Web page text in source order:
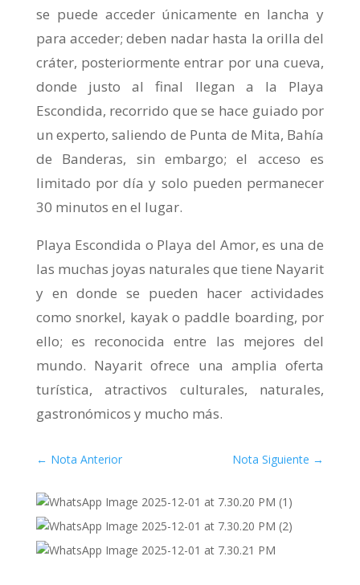
se puede acceder únicamente en lancha y
para acceder; deben nadar hasta la orilla del
cráter, posteriormente entrar por una cueva,
donde justo al final llegan a la Playa
Escondida, recorrido que se hace guiado por
un experto, saliendo de Punta de Mita, Bahía
de Banderas, sin embargo; el acceso es
limitado por día y solo pueden permanecer
30 minutos en el lugar.
Playa Escondida o Playa del Amor, es una de
las muchas joyas naturales que tiene Nayarit
y en donde se pueden hacer actividades
como snorkel, kayak o paddle boarding, por
ello; es reconocida entre las mejores del
mundo. Nayarit ofrece una amplia oferta
turística, atractivos culturales, naturales,
gastronómicos y mucho más.
← Nota Anterior Nota Siguiente →